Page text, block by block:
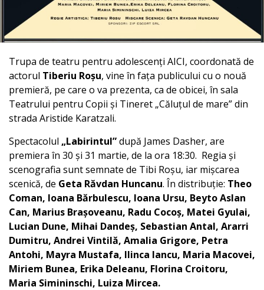
Trupa de teatru pentru adolescenți AICI, coordonată de
actorul Tiberiu Roșu, vine în fața publicului cu o nouă
premieră, pe care o va prezenta, ca de obicei, în sala
Teatrului pentru Copii și Tineret „Căluțul de mare” din
strada Aristide Karatzali.
Spectacolul „Labirintul”după James Dasher, are
premiera în 30 și 31 martie, de la ora 18:30. Regia și
scenografia sunt semnate de Tibi Roșu, iar mișcarea
scenică, de Geta Răvdan Huncanu. În distribuție: Theo
Coman, Ioana Bărbulescu, Ioana Ursu, Beyto Aslan
Can, Marius Brașoveanu, Radu Cocoș, Matei Gyulai,
Lucian Dune, Mihai Dandeș, Sebastian Antal, Ararri
Dumitru, Andrei Vintilă, Amalia Grigore, Petra
Antohi, Mayra Mustafa, Ilinca Iancu, Maria Macovei,
Miriem Bunea, Erika Deleanu, Florina Croitoru,
Maria Simininschi, Luiza Mircea.